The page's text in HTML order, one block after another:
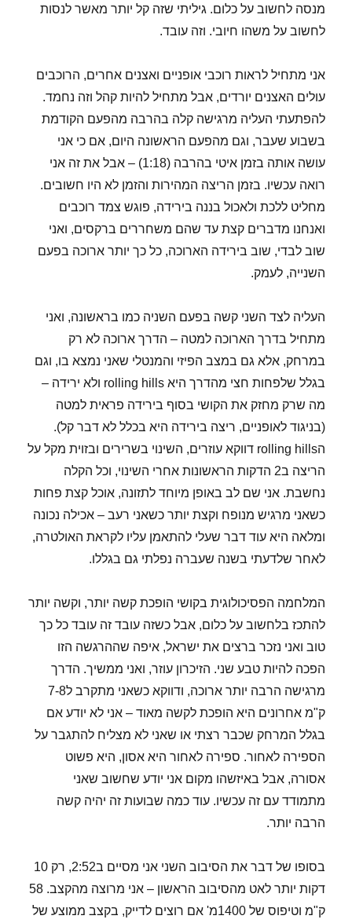
מנסה לחשוב על כלום. גיליתי שזה קל יותר מאשר לנסות
לחשוב על משהו חיובי. וזה עובד.
אני מתחיל לראות רוכבי אופניים ואצנים אחרים, הרוכבים
עולים האצנים יורדים, אבל מתחיל להיות קהל וזה נחמד.
להפתעתי העליה מרגישה קלה בהרבה מהפעם הקודמת
בשבוע שעבר, וגם מהפעם הראשונה היום, אם כי אני
עושה אותה בזמן איטי בהרבה (1:18) – אבל את זה אני
רואה עכשיו. בזמן הריצה המהירות והזמן לא היו חשובים.
מחליט ללכת ולאכול בננה בירידה, פוגש צמד רוכבים
ואנחנו מדברים קצת עד שהם משחררים ברקסים, ואני
שוב לבדי, שוב בירידה הארוכה, כל כך יותר ארוכה בפעם
השנייה, לעמק.
העליה לצד השני קשה בפעם השניה כמו בראשונה, ואני
מתחיל בדרך הארוכה למטה – הדרך ארוכה לא רק
במרחק, אלא גם במצב הפיזי והמנטלי שאני נמצא בו, וגם
בגלל שלפחות חצי מהדרך היא rolling hills ולא ירידה –
מה שרק מחזק את הקושי בסוף בירידה פראית למטה
(בניגוד לאופניים, ריצה בירידה היא בכלל לא דבר קל).
הrolling hills דווקא עוזרים, השינוי בשרירים ובזוית מקל על
הריצה ב2 הדקות הראשונות אחרי השינוי, וכל הקלה
נחשבת. אני שם לב באופן מיוחד לתזונה, אוכל קצת פחות
כשאני מרגיש מנופח וקצת יותר כשאני רעב – אכילה נכונה
ומלאה היא עוד דבר שעלי להתאמן עליו לקראת האולטרה,
לאחר שלדעתי בשנה שעברה נפלתי גם בגללו.
המלחמה הפסיכולוגית בקושי הופכת קשה יותר, וקשה יותר
להתכז בלחשוב על כלום, אבל כשזה עובד זה עובד כל כך
טוב ואני נזכר ברצים את ישראל, איפה שההרגשה הזו
הפכה להיות טבע שני. הזיכרון עוזר, ואני ממשיך. הדרך
מרגישה הרבה יותר ארוכה, ודווקא כשאני מתקרב ל7-8
ק"מ אחרונים היא הופכת לקשה מאוד – אני לא יודע אם
בגלל המרחק שכבר רצתי או שאני לא מצליח להתגבר על
הספירה לאחור. ספירה לאחור היא אסון, היא פשוט
אסורה, אבל באיזשהו מקום אני יודע שחשוב שאני
מתמודד עם זה עכשיו. עוד כמה שבועות זה יהיה קשה
הרבה יותר.
בסופו של דבר את הסיבוב השני אני מסיים ב2:52, רק 10
דקות יותר לאט מהסיבוב הראשון – אני מרוצה מהקצב. 58
ק"מ וטיפוס של 1400מ' אם רוצים לדייק, בקצב ממוצע של